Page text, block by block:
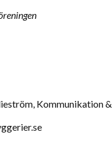
Kommunikation &